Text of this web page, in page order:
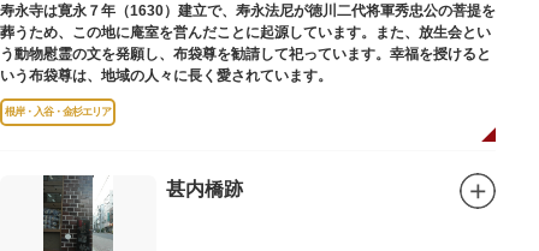
寿永寺は寛永７年（1630）建立で、寿永法尼が徳川二代将軍秀忠公の菩提を
葬うため、この地に庵室を営んだことに起源しています。また、放生会とい
う動物慰霊の文を発願し、布袋尊を勧請して祀っています。幸福を授けると
いう布袋尊は、地域の人々に長く愛されています。
根岸・入谷・金杉エリア
甚内橋跡